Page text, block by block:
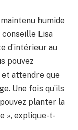
humide
conseille Lisa
d’intérieur au
pouvez
et attendre que
Une fois qu’ils
planter la
», explique-t-